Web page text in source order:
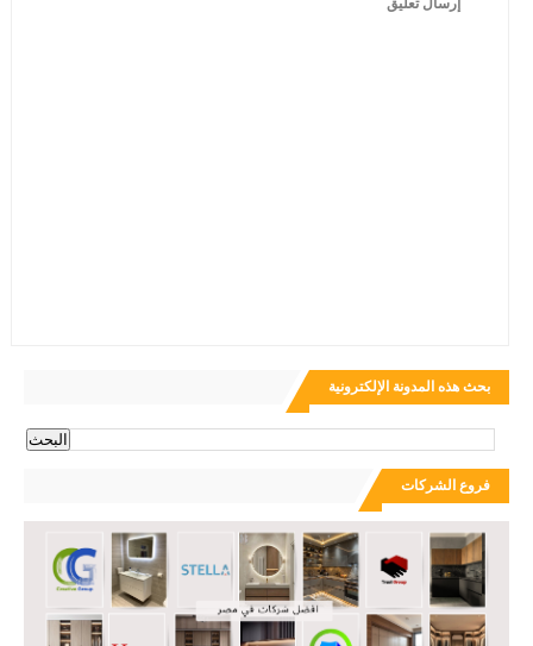
إرسال تعليق
بحث هذه المدونة الإلكترونية
فروع الشركات